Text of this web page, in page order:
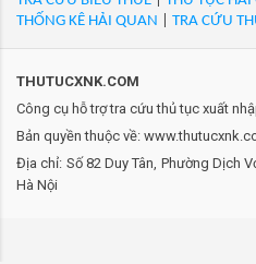
- Mã Hs 32100091: 5304234 -
INTERZONE 954 BLACK PART A
BLACK PART A EAA959/VN/XK
- Mã Hs 32100091: 5304237 -
mòn INTERZONE 954 PART B
B EAA964/VN/XK
- Mã Hs 32100091: 5304414 -
INTERGARD 740 WHITE PART A
THỐNG KÊ HẢI QUAN
TRA CỨU
THUTUCXNK.COM
Công cụ hỗ trợ tra cứu thủ tục xuất
Bản quyền thuộc về:
Địa chỉ: Số 82 Duy Tân, Phường Dịch
Hà Nội